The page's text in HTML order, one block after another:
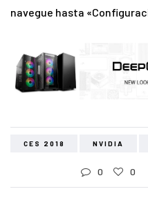
navegue hasta
CES 2018 NVIDIA
0 0